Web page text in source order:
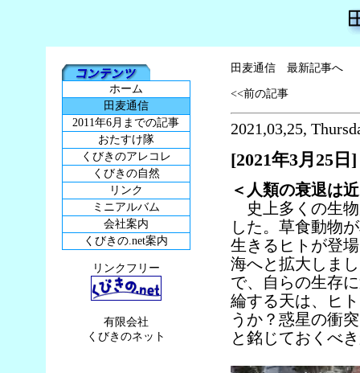
ホーム
田麦通信
2011年6月までの記事
おたすけ隊
くびきのアレコレ
くびきの自然
リンク
ミニアルバム
会社案内
くびきの.net案内
リンクフリー
有限会社
くびきのネット
田麦通信 最新記事へ
<<前の記事
2021,03,25,
[2021年3月25日]
＜人類の衰退は
史上多くの生物
した。草食動物
生きるヒトが登
海へと拡大しま
で、自らの生存
綸する天は、ヒ
うか？惑星の衝
と銘じておくべ